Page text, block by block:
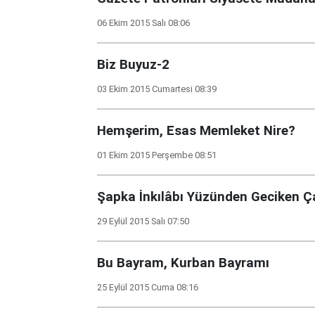
06 Ekim 2015 Salı 08:06
Biz Buyuz-2
03 Ekim 2015 Cumartesi 08:39
Hemşerim, Esas Memleket Nire?
01 Ekim 2015 Perşembe 08:51
Şapka İnkılâbı Yüzünden Geciken
29 Eylül 2015 Salı 07:50
Bu Bayram, Kurban Bayramı
25 Eylül 2015 Cuma 08:16